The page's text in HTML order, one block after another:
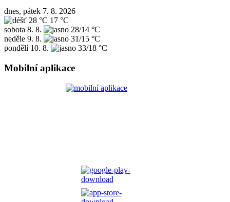
dnes, pátek 7. 8. 2026
28 °C 17 °C
sobota 8. 8.
28/14 °C
neděle 9. 8.
31/15 °C
pondělí 10. 8. 33/18 °C
Mobilní aplikace